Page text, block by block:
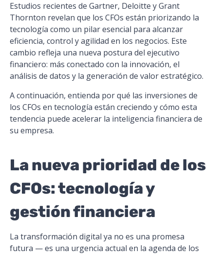
Estudios recientes de Gartner, Deloitte y Grant
Thornton revelan que los CFOs están priorizando la
tecnología como un pilar esencial para alcanzar
eficiencia, control y agilidad en los negocios. Este
cambio refleja una nueva postura del ejecutivo
financiero: más conectado con la innovación, el
análisis de datos y la generación de valor estratégico.
A continuación, entienda por qué las inversiones de
los CFOs en tecnología están creciendo y cómo esta
tendencia puede acelerar la inteligencia financiera de
su empresa.
La nueva prioridad de los
CFOs: tecnología y
gestión financiera
La transformación digital ya no es una promesa
futura — es una urgencia actual en la agenda de los